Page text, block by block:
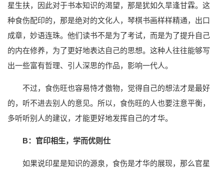
星生扶，因此对于书本知识的渴望，那是犹如久旱逢甘霖。这
种食伤配印的，那是绝对的文化人，琴棋书画样样精通，出口
成章，妙语连珠。他们读书不是为了考试，而是为了提升自己
的内在修养，为了更好地表达自己的思想。这种人往往能够写
出一些富有哲理、引人深思的作品，影响一代人。
不过，食伤旺也容易恃才傲物，觉得自己的想法才是最好
的，听不进去别人的意见。所以，食伤旺的人也要注意平衡，
多听听别人的建议，才能更好地发挥自己的才华。
B：官印相生，学而优则仕
如果说印星是知识的源泉，食伤是才华的展现，那么官星